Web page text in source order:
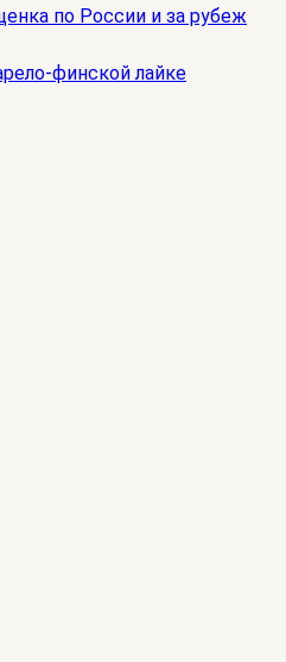
по России и за рубеж
финской лайке